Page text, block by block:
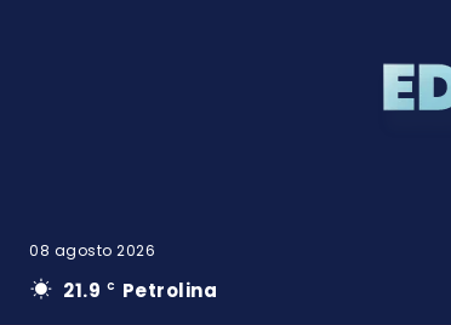
08 agosto 2026
21.9 C Petrolina